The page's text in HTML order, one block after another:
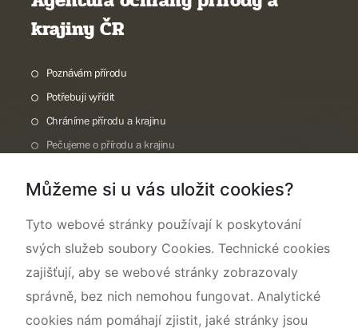
krajiny ČR
Poznávám přírodu
Potřebuji vyřídit
Chráníme přírodu a krajinu
Pečujeme o přírodu a krajinu
O nás
Můžeme si u vás uložit cookies?
Tyto webové stránky používají k poskytování
svých služeb soubory Cookies. Technické cookies
zajišťují, aby se webové stránky zobrazovaly
správně, bez nich nemohou fungovat. Analytické
cookies nám pomáhají zjistit, jaké stránky jsou